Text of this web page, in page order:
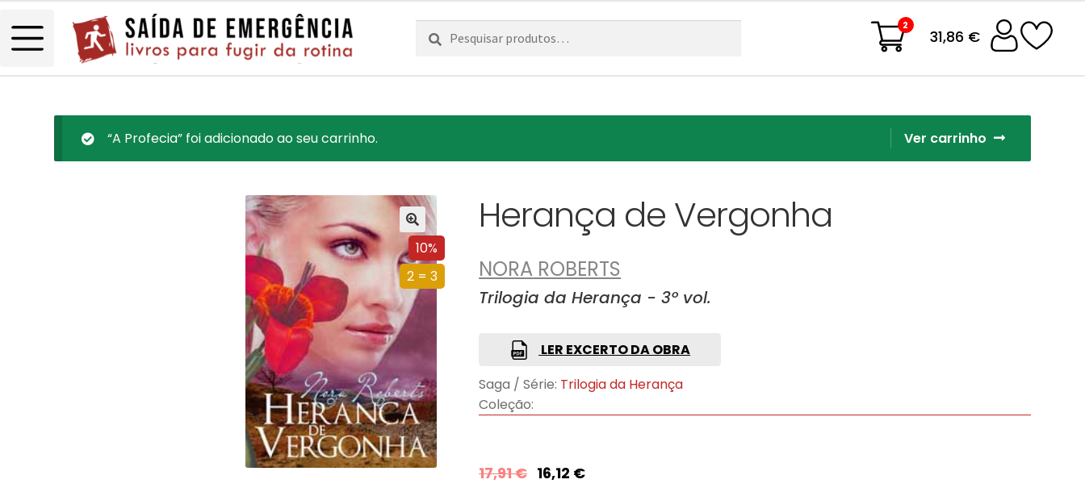
Pesquisar
por:
Pesquisa 2
31,86 €
Ver carrinho
“A Profecia” foi adicionado ao seu carrinho.
10%
2 = 3
Herança de Vergonha
NORA ROBERTS
Trilogia da Herança - 3º vol.
LER EXCERTO DA OBRA
Saga / Série: Trilogia da Herança
Coleção:
17,91€ 16,12 €